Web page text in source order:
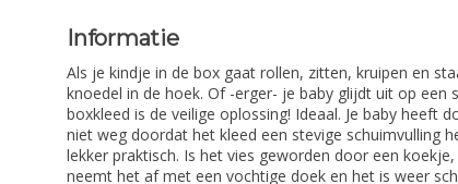
Informatie
Als je kindje in de box gaat rollen, zitten, kruipen en
knoedel in de hoek. Of -erger- je baby glijdt uit op een
boxkleed is de veilige oplossing! Ideaal. Je baby heeft
niet weg doordat het kleed een stevige schuimvulling
lekker praktisch. Is het vies geworden door een
neemt het af met een vochtige doek en het is weer